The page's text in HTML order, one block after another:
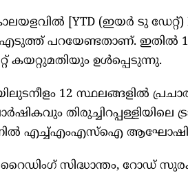
[YTD (ഇയർ ടു ഡേറ്റ്)
പറയേണ്ടതാണ്. ഇതിൽ
കയറ്റുമതിയും ഉൾപ്പെടുന്നു.
12 സ്ഥലങ്ങളിൽ
തിരുച്ചിറപ്പള്ളിയിലെ
ജൂണിൽ എച്ച്എംഎസ്ഐ
സിദ്ധാന്തം, റോഡ്